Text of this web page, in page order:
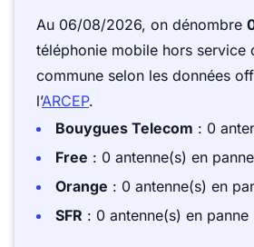
Au 06/08/2026, on dénombre
téléphonie mobile hors service
commune selon les données
l’ARCEP.
Bouygues Telecom : 0
Free : 0 antenne(s) en panne
Orange : 0 antenne(s) en
SFR : 0 antenne(s) en panne